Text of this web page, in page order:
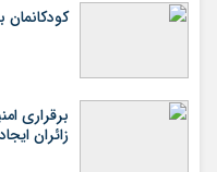
کودکانمان
برقراری
زائران